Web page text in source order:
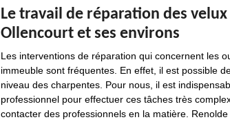
Le travail de réparation des
Ollencourt et ses environs
Les interventions de réparation qui concernent les
immeuble sont fréquentes. En effet, il est possible
niveau des charpentes. Pour nous, il est
professionnel pour effectuer ces tâches très
contacter des professionnels en la matière.